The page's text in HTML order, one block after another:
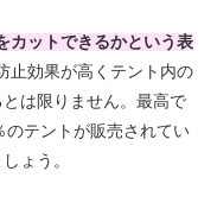
カットできるかという表
止効果が高くテント内の
は限りません。 最高で
のテントが販売されてい
ょう。